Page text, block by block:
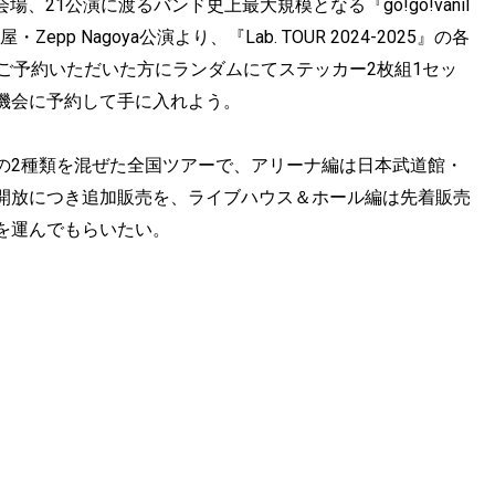
、21公演に渡るバンド史上最大規模となる『go!go!vanil
・Zepp Nagoya公演より、『Lab. TOUR 2024-2025』の各
予約いただいた方にランダムにてステッカー2枚組1セッ
に予約して手に入れよう。
種類を混ぜた全国ツアーで、アリーナ編は日本武道館・
につき追加販売を、ライブハウス＆ホール編は先着販売
んでもらいたい。